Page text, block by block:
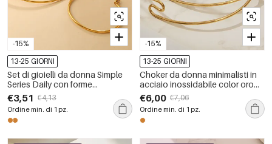
-15%
13-25 GIORNI
Set di gioielli da donna Simple
Series Daily con forme
geometriche, in acciaio
inossidabile impermeabile color
oro.
€3,51 €4,13
Ordine min. di 1 pz.
-15%
13-25 GIORNI
Choker da donna minimalisti in
acciaio inossidabile color oro
con linee quotidiane
€6,00 €7,06
Ordine min. di 1 pz.